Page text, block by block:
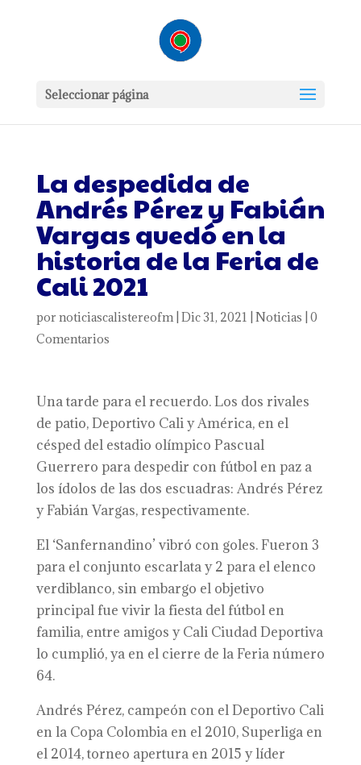
Seleccionar página
La despedida de
Andrés Pérez y Fabián
Vargas quedó en la
historia de la Feria de
Cali 2021
por noticiascalistereofm| Dic 31, 2021 Noticias 0
Comentarios
Una tarde para el recuerdo. Los dos rivales
de patio, Deportivo Cali y América, en el
césped del estadio olímpico Pascual
Guerrero para despedir con fútbol en paz a
los ídolos de las dos escuadras: Andrés Pérez
y Fabián Vargas, respectivamente.
El ‘Sanfernandino’ vibró con goles. Fueron 3
para el conjunto escarlata y 2 para el elenco
verdiblanco, sin embargo el objetivo
principal fue vivir la fiesta del fútbol en
familia, entre amigos y Cali Ciudad Deportiva
lo cumplió, ya en el cierre de la Feria número
64.
Andrés Pérez, campeón con el Deportivo Cali
en la Copa Colombia en el 2010, Superliga en
el 2014, torneo apertura en 2015 y líder